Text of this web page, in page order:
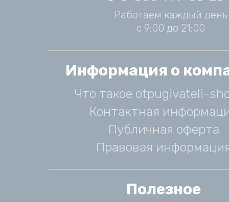
Работаем каждый день
с 9:00 до 21:00
Информация о
Что такое otpugivateli-
Контактная
Публичная оферта
Правовая
Полезное